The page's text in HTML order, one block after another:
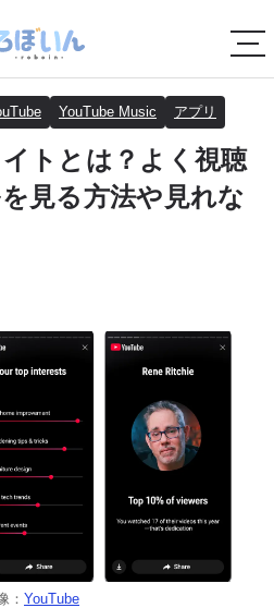
YouTube Music アプリ
トとは？よく視聴
見る方法や見れな
： YouTube